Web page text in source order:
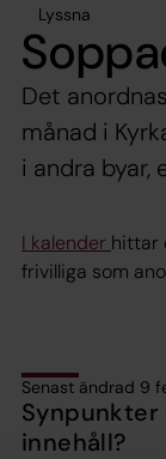
Lyssna
Det
månad i
i andra byar,
I kalender hittar
frivilliga som
Senast ändrad 9
Synpunkter
innehåll?